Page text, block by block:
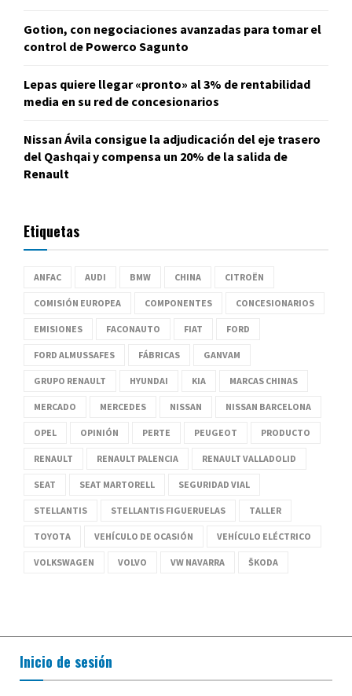
Gotion, con negociaciones avanzadas para tomar el
control de Powerco Sagunto
Lepas quiere llegar «pronto» al 3% de rentabilidad
media en su red de concesionarios
Nissan Ávila consigue la adjudicación del eje trasero
del Qashqai y compensa un 20% de la salida de
Renault
Etiquetas
ANFAC AUDI BMW CHINA CITROËN
COMISIÓN EUROPEA COMPONENTES CONCESIONARIOS
EMISIONES FACONAUTO FIAT FORD
FORD ALMUSSAFES FÁBRICAS GANVAM
GRUPO RENAULT HYUNDAI KIA MARCAS CHINAS
MERCADO MERCEDES NISSAN NISSAN BARCELONA
OPEL OPINIÓN PERTE PEUGEOT PRODUCTO
RENAULT RENAULT PALENCIA RENAULT VALLADOLID
SEAT SEAT MARTORELL SEGURIDAD VIAL
STELLANTIS STELLANTIS FIGUERUELAS TALLER
TOYOTA VEHÍCULO DE OCASIÓN VEHÍCULO ELÉCTRICO
VOLKSWAGEN VOLVO VW NAVARRA ŠKODA
Inicio de sesión